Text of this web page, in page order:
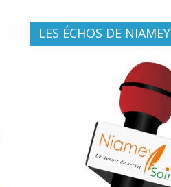
LES ÉCHOS DE NIAMEY